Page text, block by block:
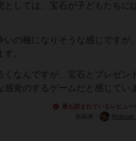
しては、宝石が子どもたちに
の種になりそうな感じですが
。
なんですが、宝石とプレゼン
感覚のするゲームだと感じてい
最も読まれているレビュー
投稿者：
Nobuaki